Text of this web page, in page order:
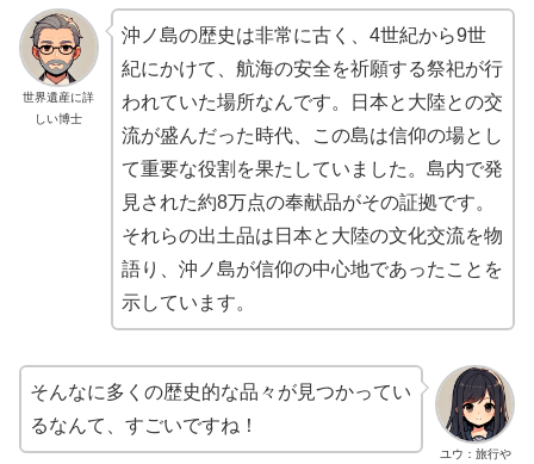
世界遺産に詳
しい博士
沖ノ島の歴史は非常に古く、4世紀から9世
紀にかけて、航海の安全を祈願する祭祀が行
われていた場所なんです。日本と大陸との交
流が盛んだった時代、この島は信仰の場とし
て重要な役割を果たしていました。島内で発
見された約8万点の奉献品がその証拠です。
それらの出土品は日本と大陸の文化交流を物
語り、沖ノ島が信仰の中心地であったことを
示しています。
ユウ：旅行や
そんなに多くの歴史的な品々が見つかってい
るなんて、すごいですね！